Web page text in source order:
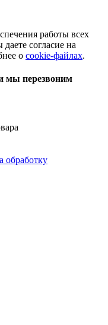
работы всех
согласие на
о cookie-файлах.
мы перезвоним
обработку